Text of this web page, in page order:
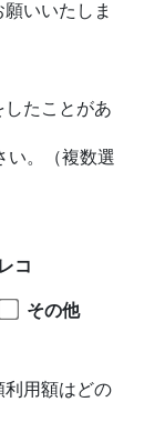
いいたしま
たことがあ
い。（複数選
コ
その他
利用額はどの